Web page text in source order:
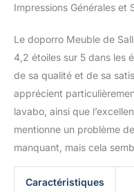
Impressions Générales et
Le doporro Meuble de
4,2 étoiles sur 5 dans les
de sa qualité et de sa
apprécient
lavabo, ainsi que
mentionne un problème
manquant, mais cela
Caractéristiques